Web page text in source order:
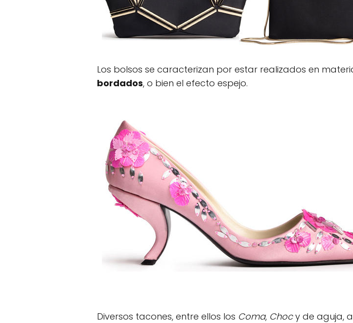
Los bolsos se caracterizan por estar realizados en
bordados, o bien el efecto espejo.
Diversos tacones, entre ellos los Coma, Chocy de aguja,